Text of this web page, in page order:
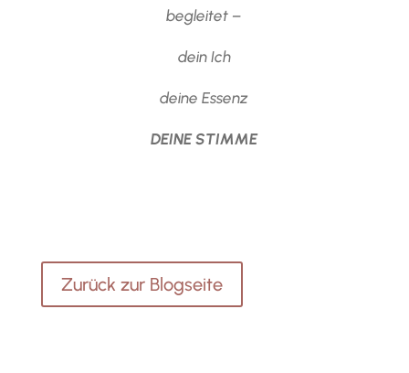
begleitet –
dein Ich
deine Essenz
DEINE STIMME
Zurück zur Blogseite